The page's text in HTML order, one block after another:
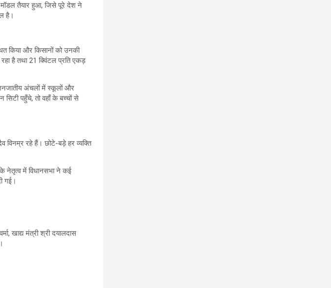
मॉडल तैयार हुआ, जिसे पूरे देश ने
है।
किया और किसानों को उनकी
है तथा 21 क्विंटल प्रति एकड़
जनजातीय अंचलों में स्कूलों और
पहुँचे, तो वहाँ के बच्चों से
विनम्र रहे हैं। छोटे-बड़े हर व्यक्ति
के नेतृत्व में विधानसभा ने कई
गई।
खाद्य मंत्री श्री दयालदास